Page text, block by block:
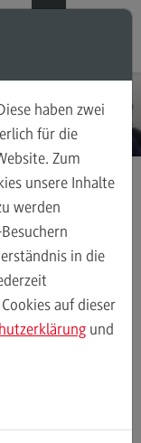
Partner
für
haben zwei
für die
Zum
unsere Inhalte
werden
in die
auf dieser
und